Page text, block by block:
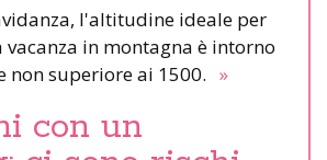
l'altitudine ideale per
vacanza in montagna è intorno
non superiore ai 1500. »
con un